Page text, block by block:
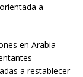
a
en Arabia
a restablecer